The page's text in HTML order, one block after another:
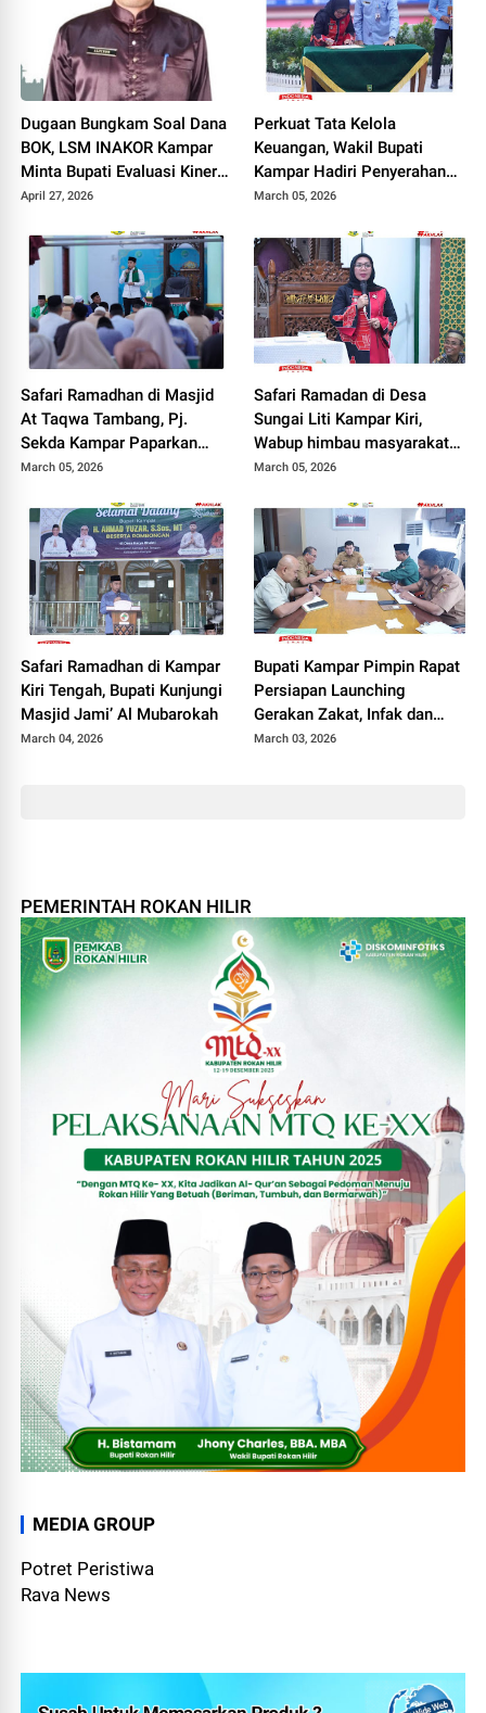
Dugaan Bungkam Soal Dana
BOK, LSM INAKOR Kampar
Minta Bupati Evaluasi Kinerja
Kapus Simalinyang
April 27, 2026
Perkuat Tata Kelola
Keuangan, Wakil Bupati
Kampar Hadiri Penyerahan
Laporan Eksekutif BPKP dan
2026
March 05, 2026
Safari Ramadhan di Masjid
At Taqwa Tambang, Pj.
Sekda Kampar Paparkan
beberapa program Pemkab
March 05, 2026
Safari Ramadan di Desa
Sungai Liti Kampar Kiri,
Wabup himbau masyarakat
untuk perkuat silaturrahmi
March 05, 2026
Safari Ramadhan di Kampar
Kiri Tengah, Bupati Kunjungi
Masjid Jami’ Al Mubarokah
March 04, 2026
Bupati Kampar Pimpin Rapat
Persiapan Launching
Gerakan Zakat, Infak dan
Sedekah
March 03, 2026
PEMERINTAH ROKAN HILIR
MEDIA GROUP
Potret Peristiwa
Rava News